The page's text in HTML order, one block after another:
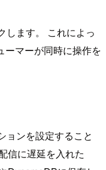
します。 これによっ
ーマーが同時に操作を
ョンを設定すること
信に遅延を入れた